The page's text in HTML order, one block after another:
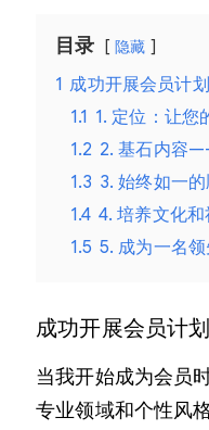
目录 隐藏
1 成功开展会员计
1.1 1. 定位：让您
1.2 2. 基石内容
1.3 3. 始终如一
1.4 4. 培养文化
1.5 5. 成为一名
成功开展会员计
当我开始成为会员
专业领域和个性风